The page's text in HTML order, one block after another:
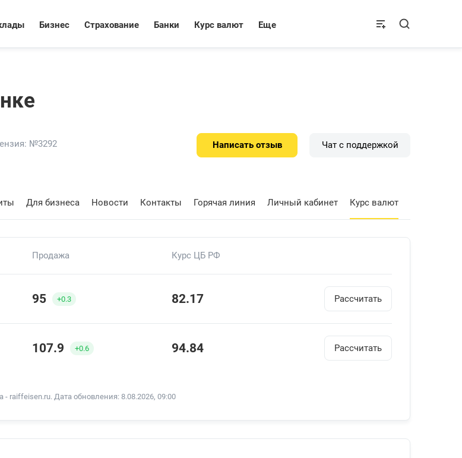
Бизнес Страхование Банки Курс валют Еще
№3292 Написать отзыв Чат с поддержкой
Для бизнеса Новости Контакты Горячая линия Личный кабинет Курс валют
Продажа Курс ЦБ РФ
95 +0.3 82.17 Рассчитать
107.9 +0.6 94.84 Рассчитать
Дата обновления: 8.08.2026, 09:00